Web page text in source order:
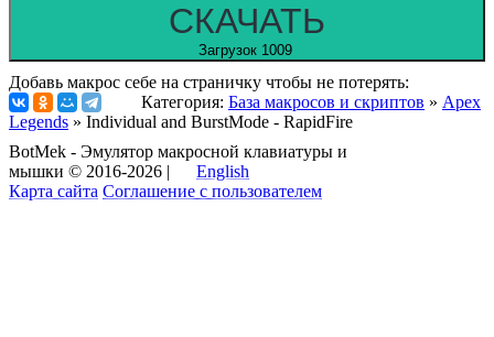
СКАЧАТЬ
Загрузок 1009
Добавь макрос себе на страничку чтобы не потерять:
Категория: База макросов и скриптов » Apex
Legends » Individual and BurstMode - RapidFire
BotMek - Эмулятор макросной клавиатуры и
мышки © 2016-2026 |
English
Карта сайта Соглашение с пользователем